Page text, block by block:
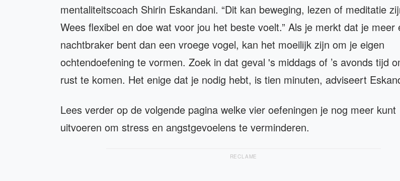
mentaliteitscoach Shirin Eskandani. “Dit kan beweging, lezen of meditatie
Wees flexibel en doe wat voor jou het beste voelt.” Als je merkt dat je meer
nachtbraker bent dan een vroege vogel, kan het moeilijk zijn om je eigen
ochtendoefening te vormen. Zoek in dat geval 's middags of ’s avonds tijd
rust te komen. Het enige dat je nodig hebt, is tien minuten, adviseert
Lees verder op de volgende pagina welke vier oefeningen je nog meer kunt
uitvoeren om stress en angstgevoelens te verminderen.
RECLAME